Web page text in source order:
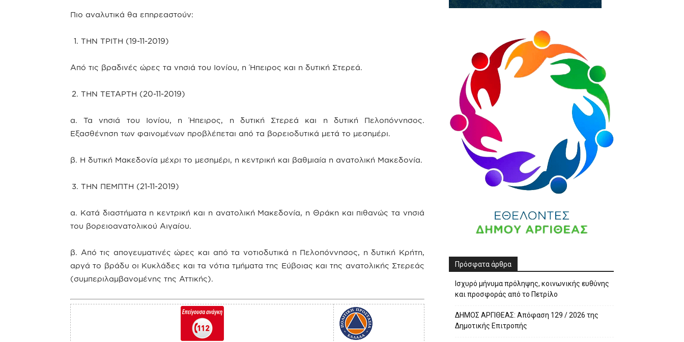
Πιο αναλυτικά θα επηρεαστούν:
ΤΗΝ ΤΡΙΤΗ (19-11-2019)
Από τις βραδινές ώρες τα νησιά του Ιονίου, η Ήπειρος και η δυτική Στερεά.
ΤΗΝ ΤΕΤΑΡΤΗ (20-11-2019)
α. Τα νησιά του Ιονίου, η Ήπειρος, η δυτική Στερεά και η δυτική Πελοπόννησος.
Εξασθένηση των φαινομένων προβλέπεται από τα βορειοδυτικά μετά το μεσημέρι.
β. Η δυτική Μακεδονία μέχρι το μεσημέρι, η κεντρική και βαθμιαία η ανατολική Μακεδονία.
ΤΗΝ ΠΕΜΠΤΗ (21-11-2019)
α. Κατά διαστήματα η κεντρική και η ανατολική Μακεδονία, η Θράκη και πιθανώς τα νησιά
του βορειοανατολικού Αιγαίου.
β. Από τις απογευματινές ώρες και από τα νοτιοδυτικά η Πελοπόννησος, η δυτική Κρήτη,
αργά το βράδυ οι Κυκλάδες και τα νότια τμήματα της Εύβοιας και της ανατολικής Στερεάς
(συμπεριλαμβανομένης της Αττικής).
Πρόσφατα άρθρα
Ισχυρό μήνυμα πρόληψης, κοινωνικής ευθύνης
και προσφοράς από το Πετρίλο
ΔΗΜΟΣ ΑΡΓΙΘΕΑΣ: Απόφαση 129 / 2026 της
Δημοτικής Επιτροπής